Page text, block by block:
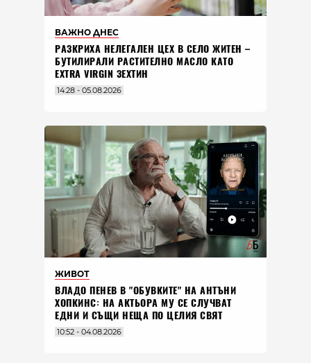
ВАЖНО ДНЕС
РАЗКРИХА НЕЛЕГАЛЕН ЦЕХ В СЕЛО ЖИТЕН –
БУТИЛИРАЛИ РАСТИТЕЛНО МАСЛО КАТО
EXTRA VIRGIN ЗЕХТИН
14:28 - 05.08.2026
ЖИВОТ
ВЛАДO ПЕНЕВ В "ОБУВКИТЕ" НА АНТЪНИ
ХОПКИНС: НА АКТЬОРА МУ СЕ СЛУЧВАТ
ЕДНИ И СЪЩИ НЕЩА ПО ЦЕЛИЯ СВЯТ
10:52 - 04.08.2026